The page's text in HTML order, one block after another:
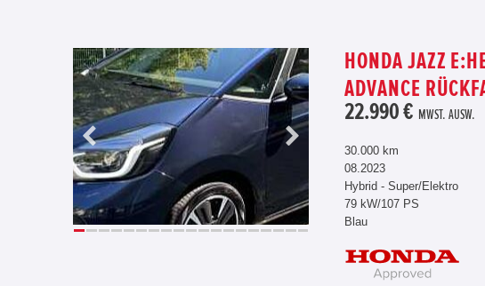
HONDA JAZZ
ADVANCE
22.990 € MWST. AUSW.
30.000 km
08.2023
Hybrid - Super/Elektro
79 kW/107 PS
Blau